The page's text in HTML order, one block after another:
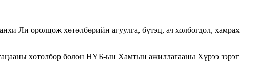
Ли оролцож хөтөлбөрийн агуулга, бүтэц, ач холбогдол, хамрах
хөтөлбөр болон НҮБ-ын Хамтын ажиллагааны Хүрээ зэрэг